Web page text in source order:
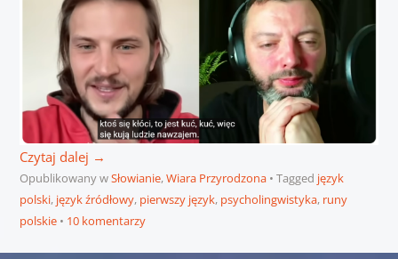
Czytaj dalej →
Opublikowany wSłowianie,Wiara Przyrodzona Tagged język
polski, język źródłowy, pierwszy język, psycholingwistyka, runy
polskie
10 komentarzy